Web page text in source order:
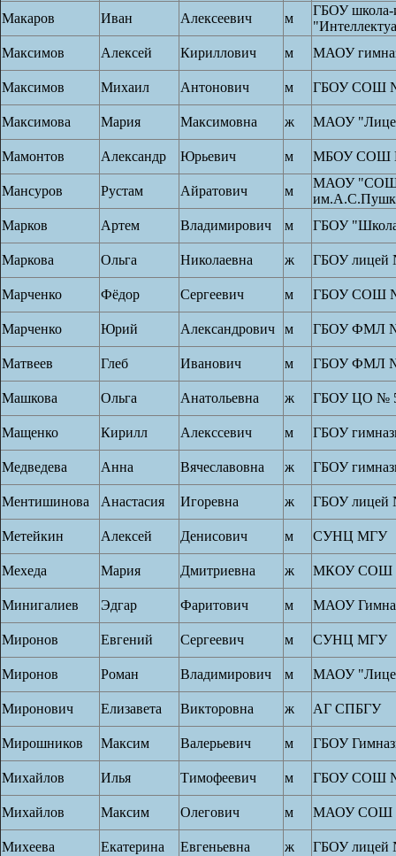
Макаров
Иван Алексеевич м
ГБОУ школа-
Максимов
Алексей Кириллович м МАОУ
Максимов Михаил Антонович м ГБОУ СОШ
Максимова Мария Максимовна ж МАОУ
Мамонтов Александр Юрьевич м МБОУ СОШ
Мансуров Рустам Айратович м
МАОУ
Марков
Артем Владимирович м ГБОУ
Маркова Ольга Николаевна ж ГБОУ лицей
Марченко Фёдор Сергеевич м ГБОУ СОШ
Марченко Юрий Александрович м ГБОУ ФМЛ
Матвеев Глеб Иванович м ГБОУ ФМЛ
Машкова Ольга Анатольевна ж ГБОУ ЦО №
Мащенко Кирилл Алекссевич м ГБОУ
Медведева Анна Вячеславовна ж ГБОУ
Ментишинова Анастасия Игоревна ж ГБОУ лицей
Метейкин Алексей Денисович м СУНЦ МГУ
Мехеда Мария Дмитриевна ж МКОУ СОШ
Минигалиев Эдгар Фаритович м МАОУ
Миронов Евгений Сергеевич м СУНЦ МГУ
Миронов Роман Владимирович м МАОУ
Миронович Елизавета Викторовна ж АГ СПБГУ
Мирошников Максим Валерьевич м ГБОУ
Михайлов Илья Тимофеевич м ГБОУ СОШ
Михайлов Максим Олегович м МАОУ СОШ
Михеева Екатерина Евгеньевна ж ГБОУ лицей